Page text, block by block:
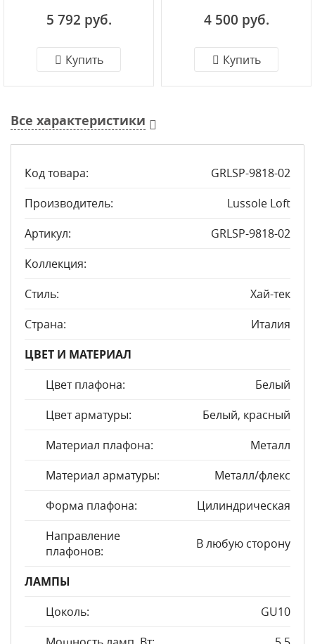
5 792 руб.
Купить
4 500 руб.
Купить
Все характеристики
Код товара:
GRLSP-9818-02
Производитель:
Lussole Loft
Артикул:
GRLSP-9818-02
Коллекция:
Стиль:
Хай-тек
Страна:
Италия
ЦВЕТ И МАТЕРИАЛ
Цвет плафона:
Белый
Цвет арматуры:
Белый, красный
Материал плафона:
Металл
Материал арматуры:
Металл/флекс
Форма плафона:
Цилиндрическая
Направление
плафонов:
В любую сторону
ЛАМПЫ
Цоколь:
GU10